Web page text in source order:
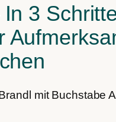
In 3